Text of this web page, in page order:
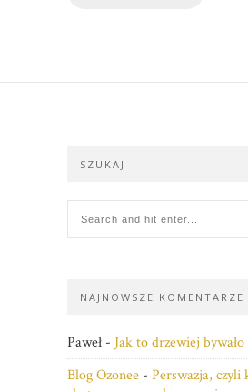
SZUKAJ
NAJNOWSZE KOMENTARZE
Paweł - Jak to drzewiej bywało
Blog Ozonee - Perswazja, czyli